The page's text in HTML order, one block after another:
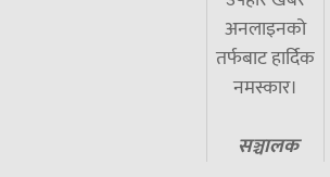
अनलाइनको
तर्फबाट हार्दिक
नमस्कार।
सञ्चालक